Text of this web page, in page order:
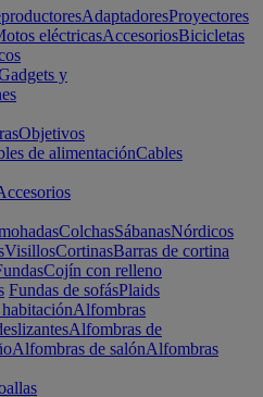
AdaptadoresProyectores
eléctricasAccesoriosBicicletas
y
Objetivos
de alimentaciónCables
ColchasSábanasNórdicos
VisillosCortinasBarras de cortina
Cojín con relleno
Fundas de sofásPlaids
Alfombras
Alfombras de
Alfombras de salónAlfombras